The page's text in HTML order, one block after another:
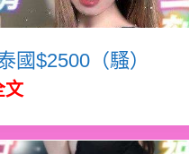
國$2500（騷）
文